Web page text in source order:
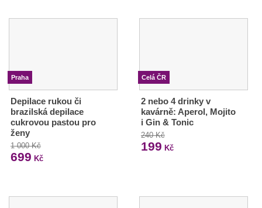
Praha
Depilace rukou či
brazilská depilace
cukrovou pastou pro
ženy
1 000 Kč
699 Kč
Celá ČR
2 nebo 4 drinky v
kavárně: Aperol, Mojito
i Gin & Tonic
240 Kč
199 Kč